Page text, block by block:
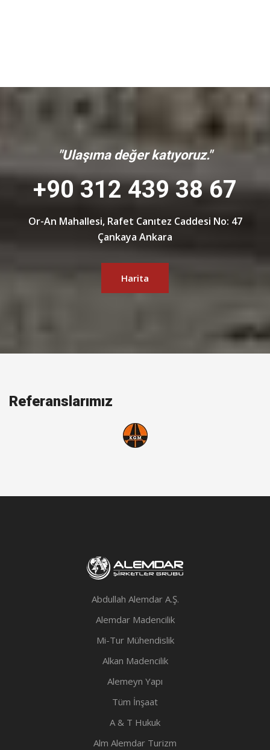
"Ulaşıma değer katıyoruz."
+90 312 439 38 67
Or-An Mahallesi, Rafet Canıtez Caddesi No: 47
Çankaya Ankara
Harita
Referanslarımız
Abdullah Alemdar A.Ş.
Alemdar Madencilik
Mi-Tur Mühendislik
Alkan Madencilik
Alemeyn Yapı
Tüm İnşaat
A & T Hukuk
Alm Alemdar Turizm